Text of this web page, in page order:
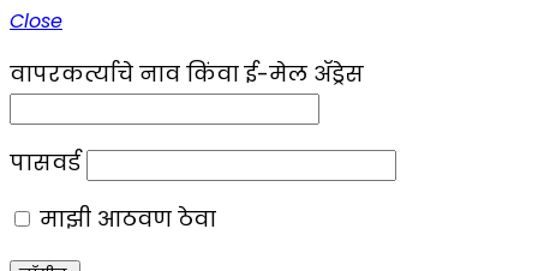
Close
वापरकर्त्याचे नाव किंवा ई-मेल ॲड्रेस
पासवर्ड
माझी आठवण ठेवा